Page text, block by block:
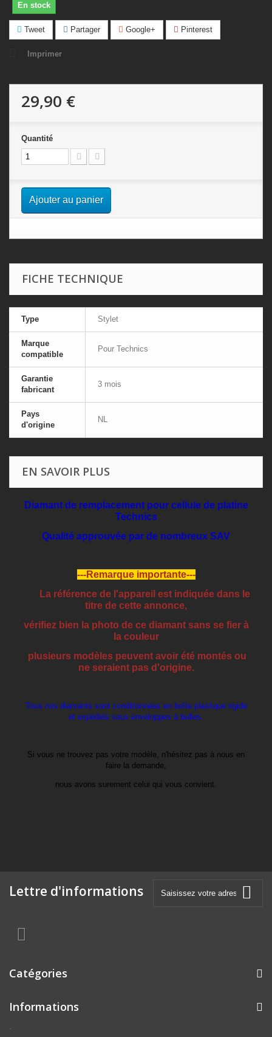
En stock
Tweet Partager Google+ Pinterest
Imprimer
29,90 €
Quantité
Ajouter au panier
FICHE TECHNIQUE
Type Stylet
Marque
compatible
Pour Technics
Garantie
fabricant
3 mois
Pays
d'origine
NL
EN SAVOIR PLUS
Diamant de remplacement pour cellule de platine
Technics
Qualité approuvée par de nombreux SAV
---Remarque importante---
La référence de l'appareil est indiquée dans le
titre de cette annonce,
vérifiez bien la photo de ce diamant sans se fier à
la couleur
plusieurs modèles peuvent avoir été montés ou
ne seraient pas d'origine.
Tous nos diamants sont conditionnées en boîte plastique rigide
et expédiés sous enveloppes à bulles.
Si vous ne trouvez pas votre modèle, n'hésitez pas à nous en
faire la demande,
nous avons surement celui qui vous convient.
Lettre d'informations
Catégories
Informations
.